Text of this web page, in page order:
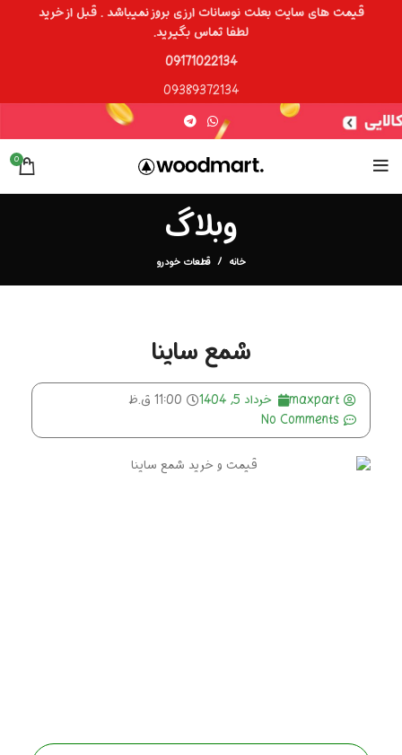
0
وبلاگ
خانه قطعات خودرو
شمع ساینا
maxpart خرداد 5, 1404
11:00 ق.ظ
No Comments
قیمت های سایت بعلت نوسانات ارزی بروز نمیباشد . قبل از خرید
لطفا تماس بگیرید.
09171022134
09389372134